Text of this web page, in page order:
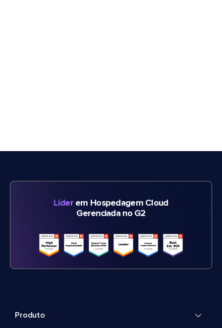
Líderem Hospedagem Cloud
Gerenciada no G2
Produto